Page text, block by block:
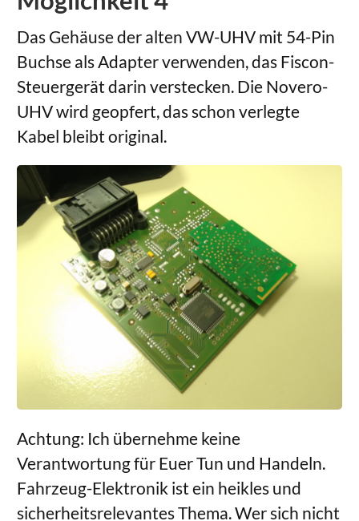
Das Gehäuse der alten VW-UHV mit 54-Pin
Buchse als Adapter verwenden, das Fiscon-
Steuergerät darin verstecken. Die Novero-
UHV wird geopfert, das schon verlegte
Kabel bleibt original.
Achtung: Ich übernehme keine
Verantwortung für Euer Tun und Handeln.
Fahrzeug-Elektronik ist ein heikles und
sicherheitsrelevantes Thema. Wer sich nicht